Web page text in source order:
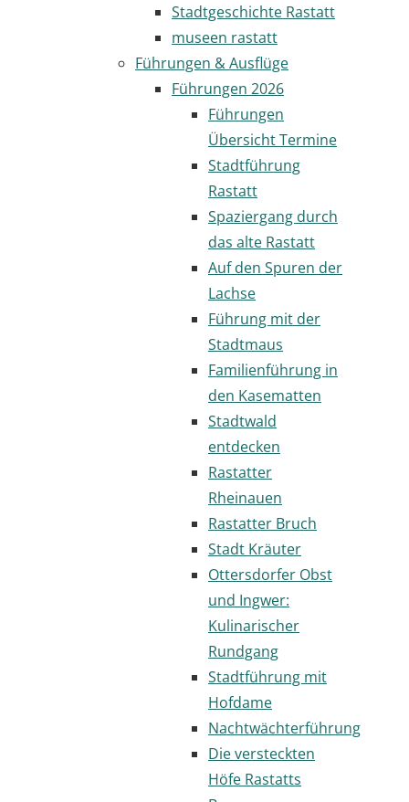
Stadtgeschichte Rastatt
museen rastatt
Führungen & Ausflüge
Führungen 2026
Führungen
Übersicht Termine
Stadtführung
Rastatt
Spaziergang durch
das alte Rastatt
Auf den Spuren der
Lachse
Führung mit der
Stadtmaus
Familienführung in
den Kasematten
Stadtwald
entdecken
Rastatter
Rheinauen
Rastatter Bruch
Stadt Kräuter
Ottersdorfer Obst
und Ingwer:
Kulinarischer
Rundgang
Stadtführung mit
Hofdame
Nachtwächterführung
Die versteckten
Höfe Rastatts